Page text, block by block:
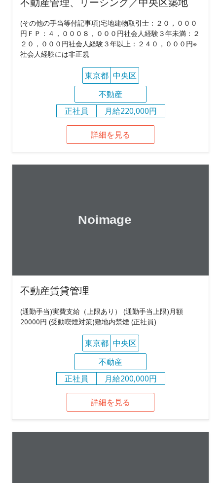
(その他の手当等付記事項)宅地建物取引士：２０，０００
円ＦＰ：４，０００８，０００円社会人経験３年未満：２
２０，０００円社会人経験３年以上：２４０，０００円※
社会人経験には非正規
東京都 中央区
不動産
正社員
月給220,000円
詳細を見る
不動産賃貸管理
(通勤手当)実費支給（上限あり） (通勤手当上限)月額
20000円 (受動喫煙対策)敷地内禁煙 (正社員)
東京都 中央区
不動産
正社員
月給200,000円
詳細を見る